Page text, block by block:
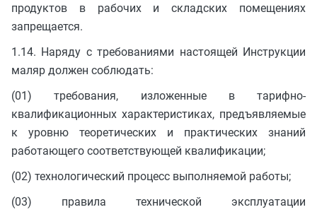
продуктов в рабочих и складских помещениях
запрещается.
1.14. Наряду с требованиями настоящей Инструкции
маляр должен соблюдать:
(01) требования, изложенные в тарифно-
квалификационных характеристиках, предъявляемые
к уровню теоретических и практических знаний
работающего соответствующей квалификации;
(02) технологический процесс выполняемой работы;
(03) правила технической эксплуатации